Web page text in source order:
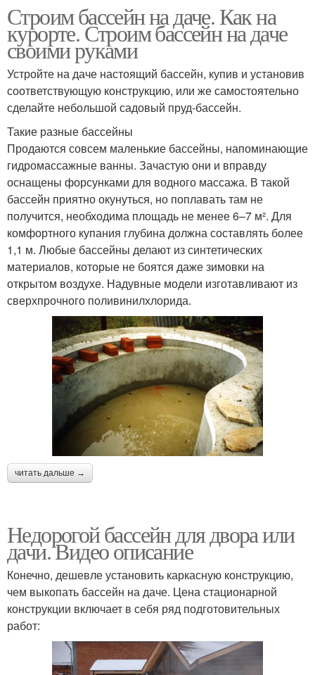
Строим бассейн на даче. Как на
курорте. Строим бассейн на даче
своими руками
Устройте на даче настоящий бассейн, купив и установив
соответствующую конструкцию, или же самостоятельно
сделайте небольшой садовый пруд-бассейн.
Такие разные бассейны
Продаются совсем маленькие бассейны, напоминающие
гидро­массажные ванны. Зачастую они и вправду
оснащены форсунками для водного массажа. В такой
бассейн приятно окунуться, но поплавать там не
получится, необходима площадь не менее 6–7 м². Для
комфортного купания глубина должна составлять более
1,1 м. Любые бассейны делают из синтетических
материалов, которые не боятся даже зимовки на
открытом воздухе. Надувные модели изготавливают из
сверхпрочного поливинилхлорида.
читать дальше →
Недорогой бассейн для двора или
дачи. Видео описание
Конечно, дешевле установить каркасную конструкцию,
чем выкопать бассейн на даче. Цена стационарной
конструкции включает в себя ряд подготовительных
работ: